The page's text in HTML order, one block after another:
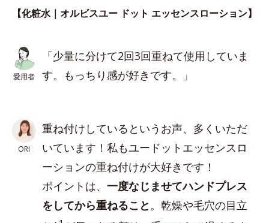
【化粧水｜オルビスユー ドット エッセンスローション】
愛用者
「少量に分けて2回3回重ねて使用していま
す。もっちり感が好きです。」
ORI
重ね付けしているというお声、多くいただ
いています！私もユードットエッセンスロ
ーションの重ね付けが大好きです！
ポイントは、 一度なじませてハンドプレス
をしてから重ねること 。乾燥や毛穴の目立